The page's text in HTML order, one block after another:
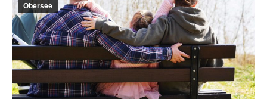
Obersee